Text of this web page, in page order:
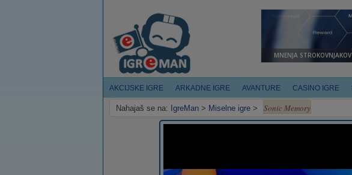
AKCIJSKE IGRE ARKADNE IGRE AVANTURE CASINO IGRE
Nahajaš se na: IgreMan > Miselne igre > Sonic Memory